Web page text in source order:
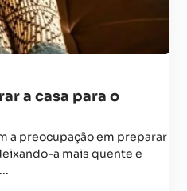
a casa para o
a preocupação em preparar
a mais quente e